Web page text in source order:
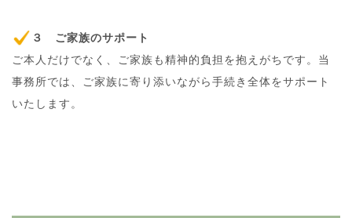
３ ご家族のサポート
ご本人だけでなく、ご家族も精神的負担を抱えがちです。当
事務所では、ご家族に寄り添いながら手続き全体をサポート
いたします。